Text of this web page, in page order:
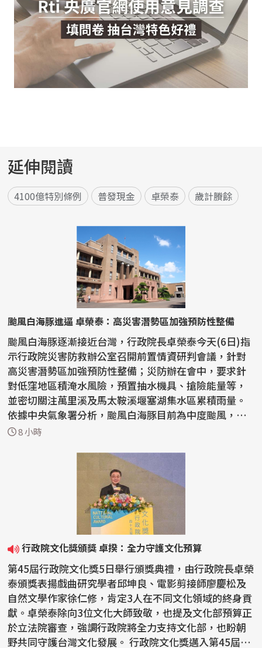
延伸閱讀
4100億特別條例 普發現金 卓榮泰 歲計賸餘
颱風白海豚進逼 卓榮泰：高災害潛勢區加強預防性整備
颱風白海豚逐漸接近台灣，行政院長卓榮泰今天(6日)指
示行政院災害防救辦公室召開前置情資研判會議，針對
高災害潛勢區加強預防性整備；災防辦在會中，要求針
對低窪地區積淹水風險，預置抽水機具、搶險能量等，
並密切關注萬里溪及馬太鞍溪堰塞湖集水區累積雨量。
依據中央氣象署分析，颱風白海豚目前為中度颱風，預
計7日...
8 小時
行政院文化獎頒獎 卓揆：全力守護文化預算
第45屆行政院文化獎5日舉行頒獎典禮，由行政院長卓榮
泰頒獎表揚戲曲研究學者邱坤良、電影剪接師廖慶松及
自然文學作家徐仁修，肯定3人在不同文化領域的終身貢
獻。卓榮泰除向3位文化大師致敬，也提及文化部預算正
於立法院審查，強調行政院將全力支持文化部，也盼朝
野共同守護台灣文化發展。 行政院文化獎邁入第45屆，